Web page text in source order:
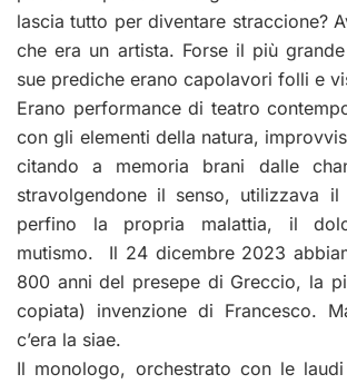
lascia tutto per diventare straccione?
che era un artista. Forse il più
sue prediche erano capolavori folli e
Erano performance di teatro
con gli elementi della natura,
citando a memoria brani dalle
stravolgendone il senso, utilizzava
perfino la propria malattia, il
mutismo. Il 24 dicembre 2023
800 anni del presepe di Greccio, la
copiata) invenzione di Francesco.
c’era la siae.
Il monologo, orchestrato con le